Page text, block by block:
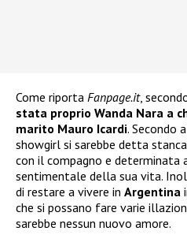
Come riporta Fanpage.it,
stata proprio Wanda Nara a
marito Mauro Icardi. Secondo
showgirl si sarebbe detta
con il compagno e determinata
sentimentale della sua vita.
di restare a vivere in Argentina
che si possano fare varie
sarebbe nessun nuovo amore.